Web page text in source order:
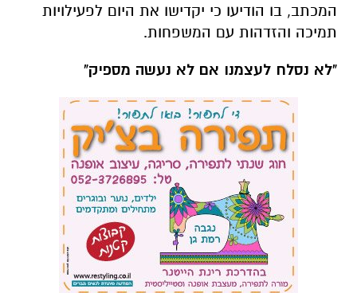
המכתב, בו הודיעו כי יקדישו את היום לפעילויות
תמיכה והזדהות עם המשפחות.
"לא נסלח לעצמנו אם לא נעשה מספיק"